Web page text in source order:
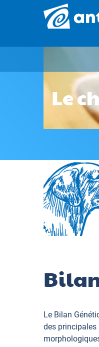
Le
Le Bilan
des